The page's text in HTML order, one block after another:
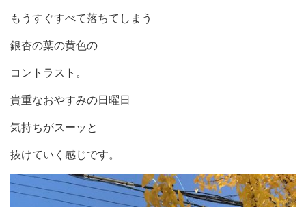
もうすぐすべて落ちてしまう
銀杏の葉の黄色の
コントラスト。
貴重なおやすみの日曜日
気持ちがスーッと
抜けていく感じです。